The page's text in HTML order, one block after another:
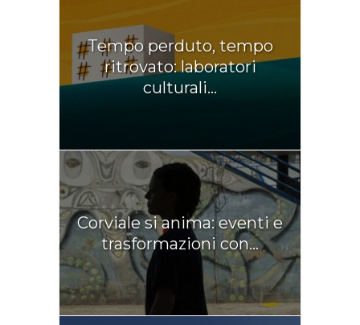
Tempo perduto, tempo
ritrovato: laboratori
culturali...
Corviale si anima: eventi e
trasformazioni con...